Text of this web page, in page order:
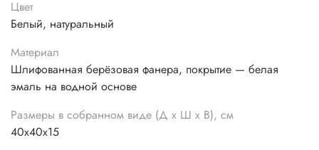
Цвет
Белый, натуральный
Материал
Шлифованная берёзовая фанера, покрытие — белая
эмаль на водной основе
Размеры в собранном виде (Д х Ш х В), см
40х40х15